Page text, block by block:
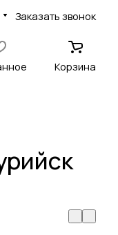
Заказать звонок
Корзина